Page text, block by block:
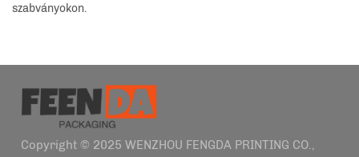
szabványokon.
Copyright © 2025 WENZHOU FENGDA PRINTING CO.,